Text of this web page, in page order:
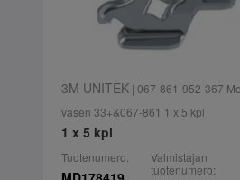
3M UNITEK| 067-861-952-367
vasen 33+&067-861 1 x 5 kpl
1 x 5 kpl
Tuotenumero:
Valmistajan
tuotenumero: